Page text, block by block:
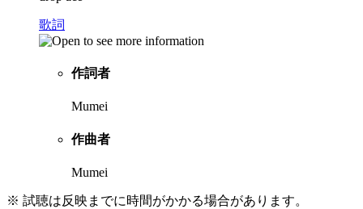
歌詞
作詞者
Mumei
作曲者
Mumei
※ 試聴は反映までに時間がかかる場合があります。